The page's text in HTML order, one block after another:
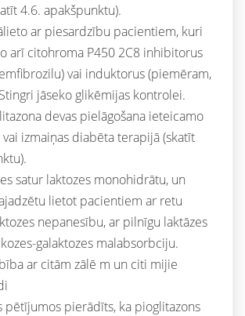
4.6. apakšpunktu).
ar piesardzību pacientiem, kuri
arī citohroma P450 2C8 inhibitorus
vai induktorus (piemēram,
jāseko glikēmijas kontrolei.
devas pielāgošana ieteicamo
izmaiņas diabēta terapijā (skatīt
satur laktozes monohidrātu, un
lietot pacientiem ar retu
nepanesību, ar pilnīgu laktāzes
galaktozes malabsorbciju.
ar citām zālē m un citi mijie
pierādīts, ka pioglitazons